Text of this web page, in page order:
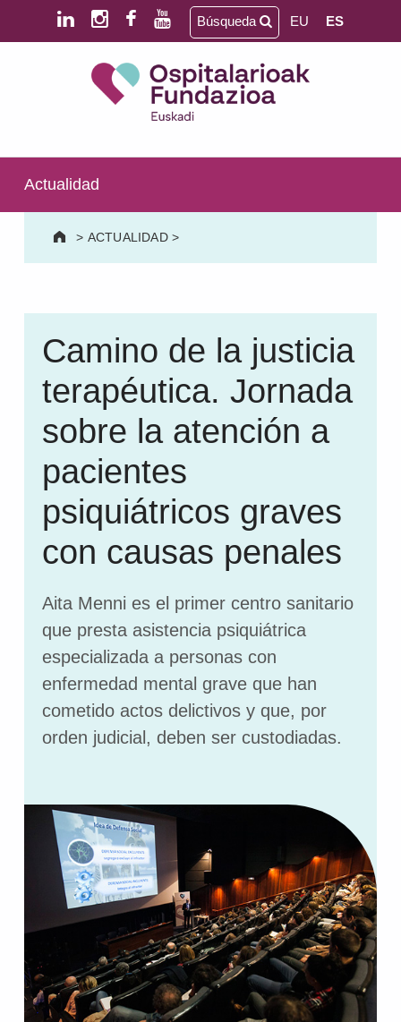
Saltar al contenido principal
Saltar al pie de página
SALUD MENTAL | DISCAPACIDAD INTELECTUAL | NEURORREHABILITACIÓN Y DAÑO CEREBRAL | PERSONA MAYOR
Búsqueda EU ES
Actualidad
> ACTUALIDAD>
Camino de la justicia
terapéutica. Jornada
sobre la atención a
pacientes
psiquiátricos graves
con causas penales
Aita Menni es el primer centro sanitario
que presta asistencia psiquiátrica
especializada a personas con
enfermedad mental grave que han
cometido actos delictivos y que, por
orden judicial, deben ser custodiadas.